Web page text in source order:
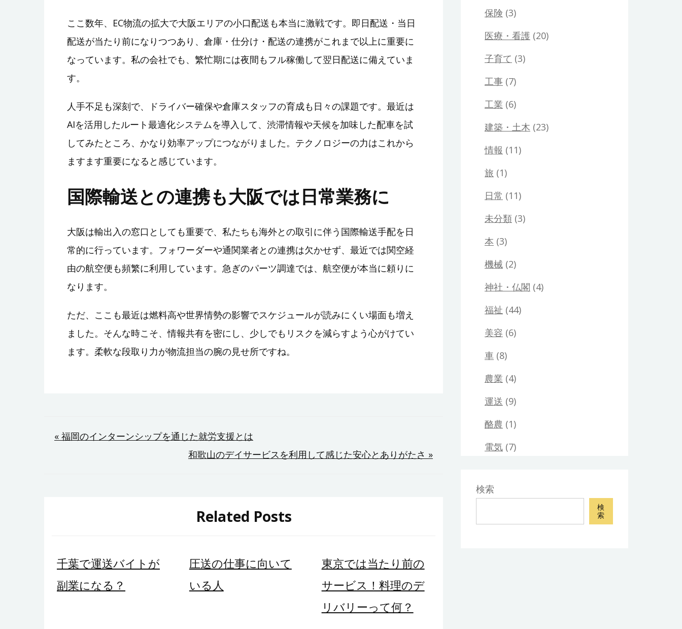
ここ数年、EC物流の拡大で大阪エリアの小口配送も本当に激戦です。即日配送・当日
配送が当たり前になりつつあり、倉庫・仕分け・配送の連携がこれまで以上に重要に
なっています。私の会社でも、繁忙期には夜間もフル稼働して翌日配送に備えていま
す。
人手不足も深刻で、ドライバー確保や倉庫スタッフの育成も日々の課題です。最近は
AIを活用したルート最適化システムを導入して、渋滞情報や天候を加味した配車を試
してみたところ、かなり効率アップにつながりました。テクノロジーの力はこれから
ますます重要になると感じています。
国際輸送との連携も大阪では日常業務に
大阪は輸出入の窓口としても重要で、私たちも海外との取引に伴う国際輸送手配を日
常的に行っています。フォワーダーや通関業者との連携は欠かせず、最近では関空経
由の航空便も頻繁に利用しています。急ぎのパーツ調達では、航空便が本当に頼りに
なります。
ただ、ここも最近は燃料高や世界情勢の影響でスケジュールが読みにくい場面も増え
ました。そんな時こそ、情報共有を密にし、少しでもリスクを減らすよう心がけてい
ます。柔軟な段取り力が物流担当の腕の見せ所ですね。
投
ー
シ
ョ
« 福岡のインターンシップを通じた就労支援とは
和歌山のデイサービスを利用して感じた安心とありがたさ »
Related Posts
千葉で運送バイトが
副業になる？
圧送の仕事に向いて
いる人
東京では当たり前の
サービス！料理のデ
リバリーって何？
保険 (3)
医療・看護 (20)
子育て (3)
工事 (7)
工業 (6)
建築・土木 (23)
情報 (11)
旅 (1)
日常 (11)
未分類 (3)
本 (3)
機械 (2)
神社・仏閣 (4)
福祉 (44)
美容 (6)
車 (8)
農業 (4)
運送 (9)
酪農 (1)
電気 (7)
検索
検
索